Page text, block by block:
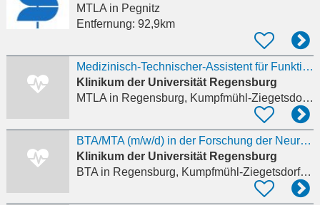
MTLAin Pegnitz
Entfernung: 92,9km
Medizinisch-Technischer-Assistent für Funktionsdiagnostik (MTA-F)/ Medizinischer Fachangestellter
Klinikum der Universität Regensburg
MTLAin Regensburg, Kumpfmühl-Ziegetsdorf-Neuprüll
BTA/MTA (m/w/d) in der Forschung der Neurologie - Molekulare Zellbiologie
Klinikum der Universität Regensburg
BTAin Regensburg, Kumpfmühl-Ziegetsdorf-Neuprüll